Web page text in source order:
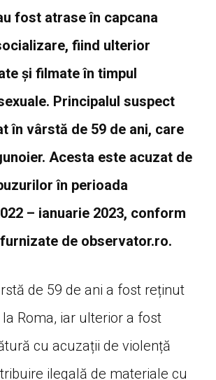
fost atrase în capcana
fiind ulterior
și filmate în timpul
Principalul suspect
în vârstă de 59 de ani, care
Acesta este acuzat de
în perioada
– ianuarie 2023, conform
de observator.ro.
de 59 de ani a fost reținut
Roma, iar ulterior a fost
cu acuzații de violență
ilegală de materiale cu